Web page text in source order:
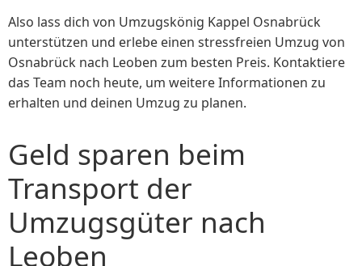
Also lass dich von Umzugskönig Kappel Osnabrück
unterstützen und erlebe einen stressfreien Umzug von
Osnabrück nach Leoben zum besten Preis. Kontaktiere
das Team noch heute, um weitere Informationen zu
erhalten und deinen Umzug zu planen.
Geld sparen beim
Transport der
Umzugsgüter nach
Leoben